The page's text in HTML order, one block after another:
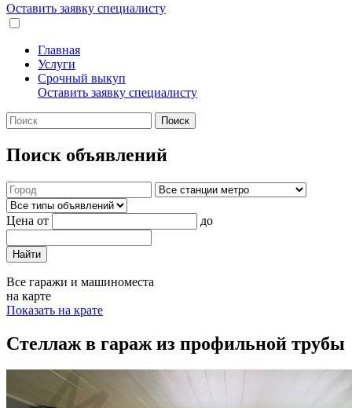
Оставить заявку специалисту
Главная
Услуги
Срочный выкуп
Оставить заявку специалисту
Поиск
Поиск объявлений
Цена от до
Найти
Все гаражи и машиноместа
на карте
Показать на крате
Стеллаж в гараж из профильной трубы